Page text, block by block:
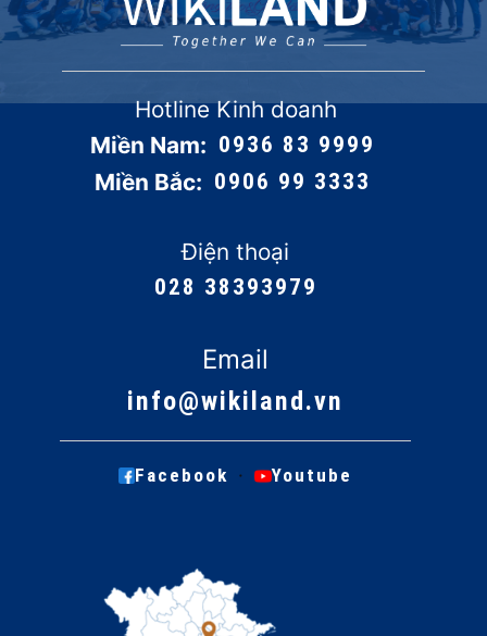
Hotline Kinh doanh
Miền Nam: 0936 83 9999
Miền Bắc: 0906 99 3333
Điện thoại
028 38393979
Email
info@wikiland.vn
Facebook · Youtube